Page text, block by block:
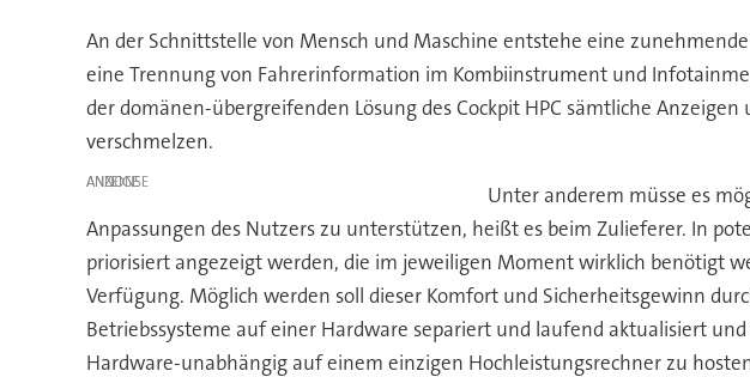
An der Schnittstelle von Mensch und Maschine entstehe eine
eine Trennung von Fahrerinformation im Kombiinstrument und
der domänen-übergreifenden Lösung des Cockpit HPC sämtliche
verschmelzen.
ANZEIGE
Unter anderem müsse es
Anpassungen des Nutzers zu unterstützen, heißt es beim Zulieferer. In
priorisiert angezeigt werden, die im jeweiligen Moment wirklich benötigt
Verfügung. Möglich werden soll dieser Komfort und Sicherheitsgewinn
Betriebssysteme auf einer Hardware separiert und laufend aktualisiert
Hardware-unabhängig auf einem einzigen Hochleistungsrechner zu